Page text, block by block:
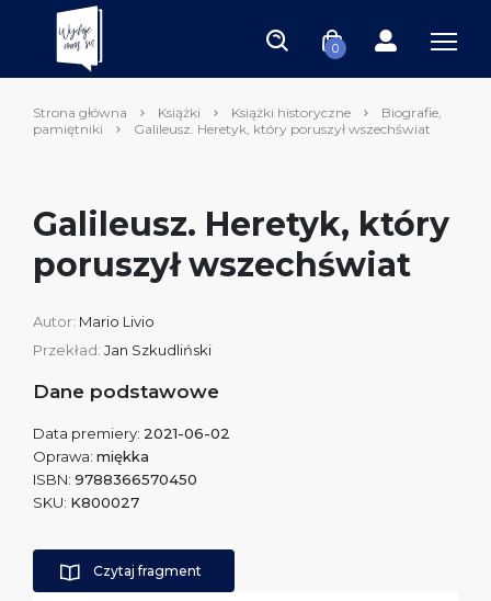
0
Strona główna Książki Książki historyczne
Biografie,
pamiętniki
Galileusz. Heretyk, który poruszył wszechświat
Galileusz. Heretyk, który
poruszył wszechświat
Autor: Mario Livio
Przekład: Jan Szkudliński
Dane podstawowe
Data premiery: 2021-06-02
Oprawa: miękka
ISBN: 9788366570450
SKU: K800027
Czytaj fragment